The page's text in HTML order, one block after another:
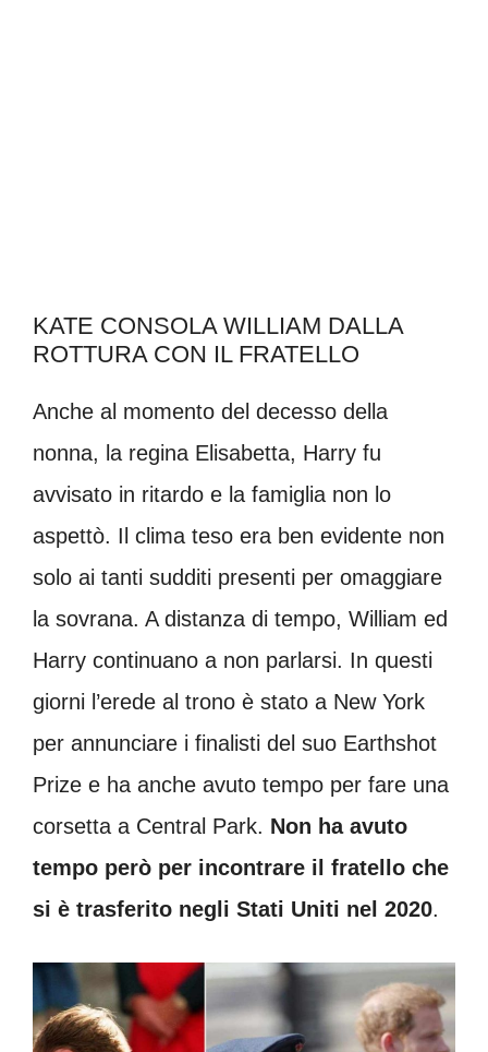
KATE CONSOLA WILLIAM DALLA
ROTTURA CON IL FRATELLO
Anche al momento del decesso della
nonna, la regina Elisabetta, Harry fu
avvisato in ritardo e la famiglia non lo
aspettò. Il clima teso era ben evidente non
solo ai tanti sudditi presenti per omaggiare
la sovrana. A distanza di tempo, William ed
Harry continuano a non parlarsi. In questi
giorni l’erede al trono è stato a New York
per annunciare i finalisti del suo Earthshot
Prize e ha anche avuto tempo per fare una
corsetta a Central Park. Non ha avuto
tempo però per incontrare il fratello che
si è trasferito negli Stati Uniti nel 2020.